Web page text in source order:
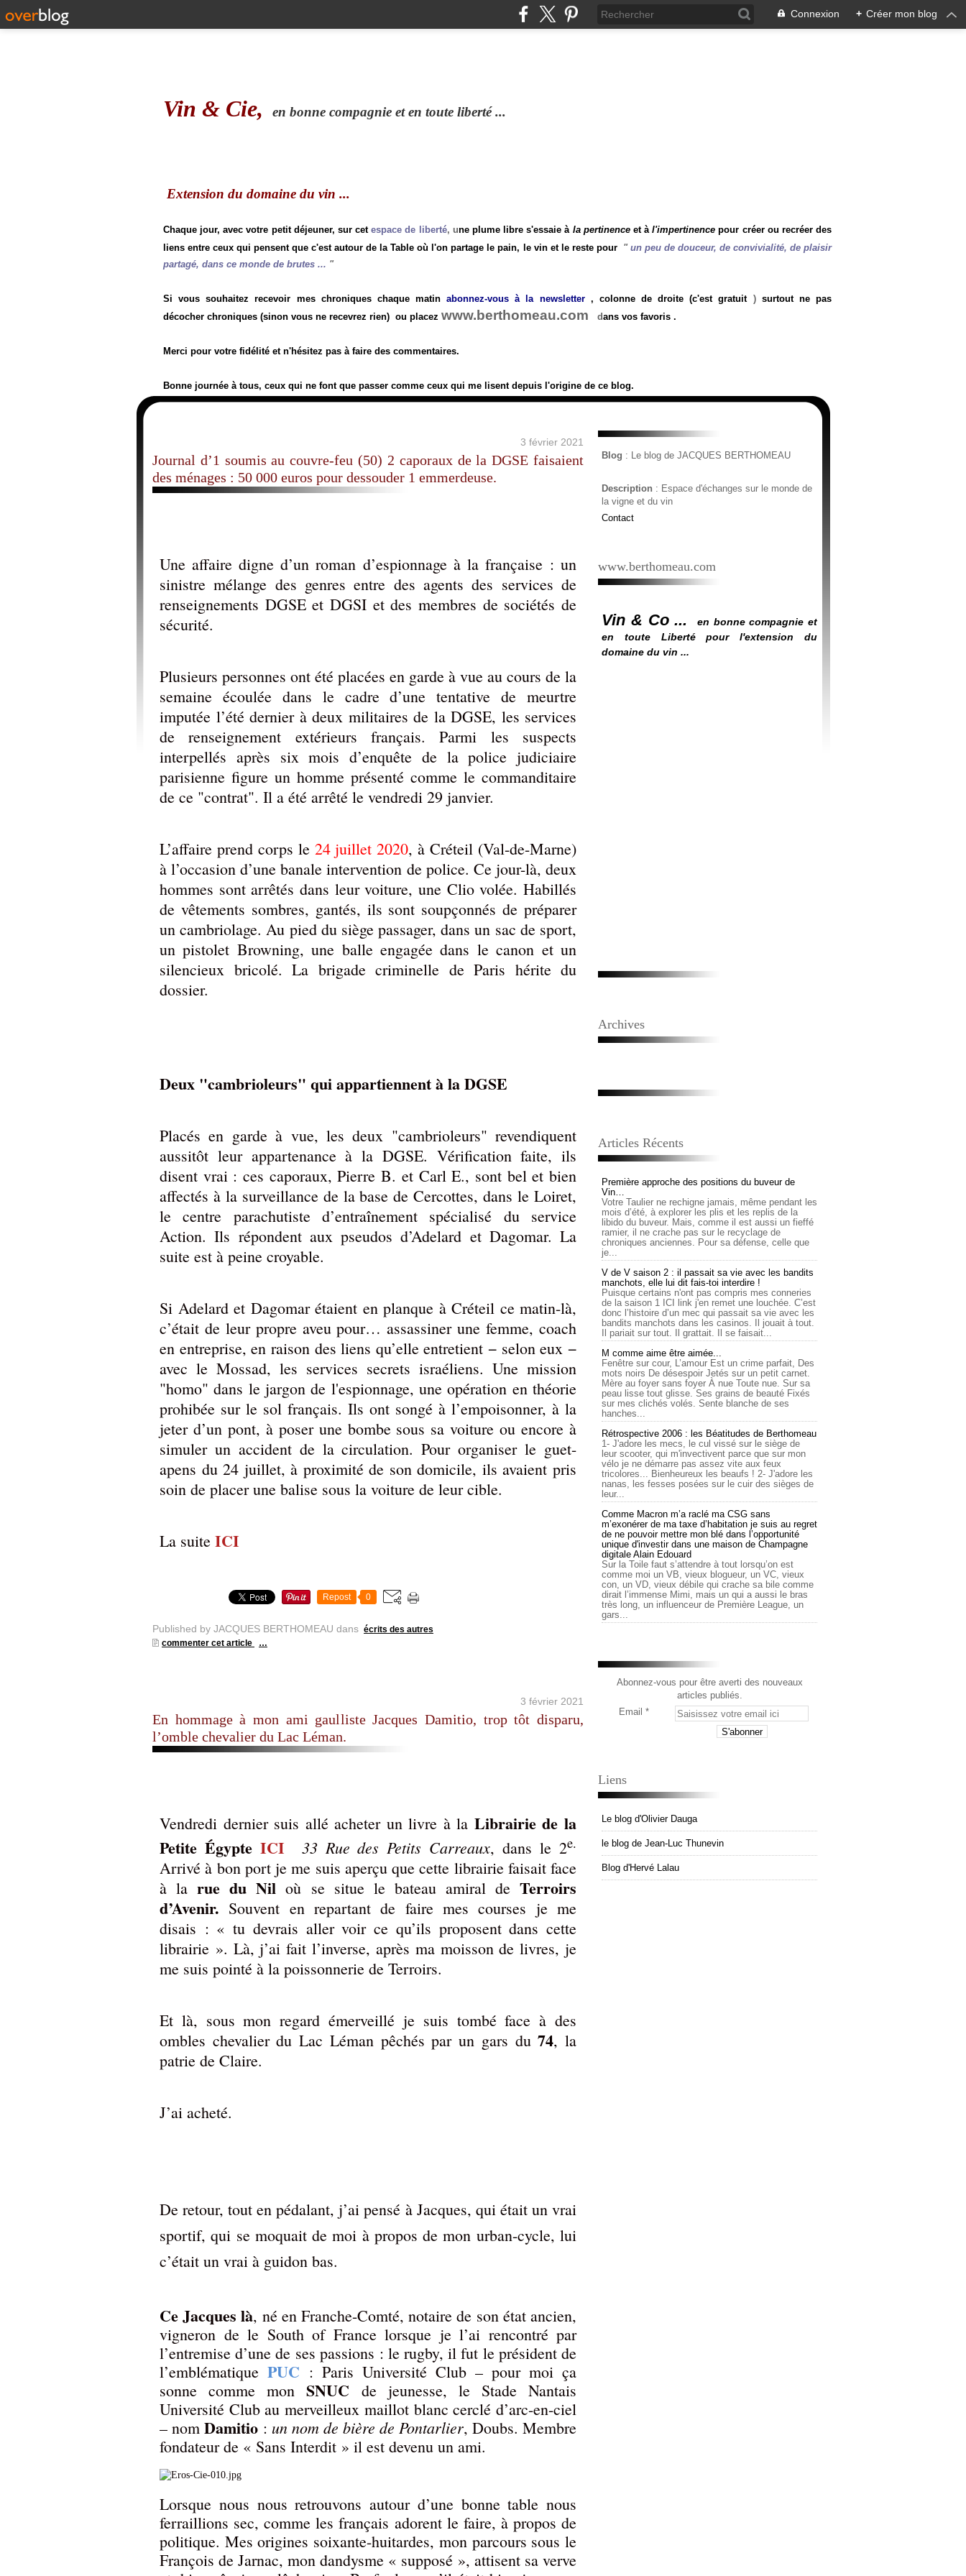
Connexion + Créer mon blog
Vin & Cie, en bonne compagnie et en toute liberté ...
Extension du domaine du vin ...
Chaque jour, avec votre petit déjeuner, sur cetespace de liberté, une plume libre s'essaie à la pertinenceet àl'impertinence pour créer ou recréer des
liens entre ceux qui pensent que c'est autour de la Table où l'on partage le pain, le vin et le reste pour "un peu de douceur, de convivialité, de plaisir
partagé, dans ce monde de brutes ... "
Si vous souhaitez recevoir mes chroniques chaque matinabonnez-vous à la newsletter, colonne de droite (c'est gratuit) surtout ne pas
décocher chroniques (sinon vous ne recevrez rien) ou placez www.berthomeau.com dans vos favoris .
Merci pour votre fidélité et n'hésitez pas à faire des commentaires.
Bonne journée à tous, ceux qui ne font que passer comme ceux qui me lisent depuis l'origine de ce blog.
3 février 2021
Journal d’1 soumis au couvre-feu (50) 2 caporaux de la DGSE faisaient
des ménages : 50 000 euros pour dessouder 1 emmerdeuse.
Une affaire digne d’un roman d’espionnage à la française : un
sinistre mélange des genres entre des agents des services de
renseignements DGSE et DGSI et des membres de sociétés de
sécurité.
Plusieurs personnes ont été placées en garde à vue au cours de la
semaine écoulée dans le cadre d’une tentative de meurtre
imputée l’été dernier à deux militaires de la DGSE, les services
de renseignement extérieurs français. Parmi les suspects
interpellés après six mois d’enquête de la police judiciaire
parisienne figure un homme présenté comme le commanditaire
de ce "contrat". Il a été arrêté le vendredi 29 janvier.
L’affaire prend corps le 24 juillet 2020, à Créteil (Val-de-Marne)
à l’occasion d’une banale intervention de police. Ce jour-là, deux
hommes sont arrêtés dans leur voiture, une Clio volée. Habillés
de vêtements sombres, gantés, ils sont soupçonnés de préparer
un cambriolage. Au pied du siège passager, dans un sac de sport,
un pistolet Browning, une balle engagée dans le canon et un
silencieux bricolé. La brigade criminelle de Paris hérite du
dossier.
Deux "cambrioleurs" qui appartiennent à la DGSE
Placés en garde à vue, les deux "cambrioleurs" revendiquent
aussitôt leur appartenance à la DGSE. Vérification faite, ils
disent vrai : ces caporaux, Pierre B. et Carl E., sont bel et bien
affectés à la surveillance de la base de Cercottes, dans le Loiret,
le centre parachutiste d’entraînement spécialisé du service
Action. Ils répondent aux pseudos d’Adelard et Dagomar. La
suite est à peine croyable.
Si Adelard et Dagomar étaient en planque à Créteil ce matin-là,
c’était de leur propre aveu pour… assassiner une femme, coach
en entreprise, en raison des liens qu’elle entretient − selon eux −
avec le Mossad, les services secrets israéliens. Une mission
"homo" dans le jargon de l'espionnage, une opération en théorie
prohibée sur le sol français. Ils ont songé à l’empoisonner, à la
jeter d’un pont, à poser une bombe sous sa voiture ou encore à
simuler un accident de la circulation. Pour organiser le guet-
apens du 24 juillet, à proximité de son domicile, ils avaient pris
soin de placer une balise sous la voiture de leur cible.
La suite ICI
Repost 0
Published by JACQUES BERTHOMEAU dans écrits des autres
commenter cet article
…
3 février 2021
En hommage à mon ami gaulliste Jacques Damitio, trop tôt disparu,
l’omble chevalier du Lac Léman.
Vendredi dernier suis allé acheter un livre à la Librairie de la
Petite Égypte ICI 33 Rue des Petits Carreaux, dans le 2e.
Arrivé à bon port je me suis aperçu que cette librairie faisait face
à larue du Niloù se situe le bateau amiral deTerroirs
d’Avenir. Souvent en repartant de faire mes courses je me
disais : « tu devrais aller voir ce qu’ils proposent dans cette
librairie ». Là, j’ai fait l’inverse, après ma moisson de livres, je
me suis pointé à la poissonnerie de Terroirs.
Et là, sous mon regard émerveillé je suis tombé face à des
ombles chevalier du Lac Léman pêchés par un gars du74, la
patrie de Claire.
J’ai acheté.
De retour, tout en pédalant, j’ai pensé à Jacques, qui était un vrai
sportif, qui se moquait de moi à propos de mon urban-cycle, lui
c’était un vrai à guidon bas.
Ce Jacques là, né en Franche-Comté, notaire de son état ancien,
vigneron de le South of France lorsque je l’ai rencontré par
l’entremise d’une de ses passions : le rugby, il fut le président de
l’emblématique PUC : Paris Université Club – pour moi ça
sonne comme monSNUC de jeunesse, le Stade Nantais
Université Club au merveilleux maillot blanc cerclé d’arc-en-ciel
– nom Damitio : un nom de bière de Pontarlier, Doubs. Membre
fondateur de « Sans Interdit » il est devenu un ami.
Lorsque nous nous retrouvons autour d’une bonne table nous
ferraillions sec, comme les français adorent le faire, à propos de
politique. Mes origines soixante-huitardes, mon parcours sous le
François de Jarnac, mon dandysme « supposé », attisent sa verve
Blog : Le blog de JACQUES BERTHOMEAU
Description : Espace d'échanges sur le monde de
la vigne et du vin
Contact
www.berthomeau.com
Vin & Co ...
en bonne compagnie et
en toute Liberté pour l'extension du
domaine du vin ...
Archives
Articles Récents
Première approche des positions du buveur de
Vin…
Votre Taulier ne rechigne jamais, même pendant les
mois d’été, à explorer les plis et les replis de la
libido du buveur. Mais, comme il est aussi un fieffé
ramier, il ne crache pas sur le recyclage de
chroniques anciennes. Pour sa défense, celle que
je...
V de V saison 2 : il passait sa vie avec les bandits
manchots, elle lui dit fais-toi interdire !
Puisque certains n'ont pas compris mes conneries
de la saison 1 ICI link j'en remet une louchée. C’est
donc l’histoire d’un mec qui passait sa vie avec les
bandits manchots dans les casinos. Il jouait à tout.
Il pariait sur tout. Il grattait. Il se faisait...
M comme aime être aimée...
Fenêtre sur cour, L’amour Est un crime parfait, Des
mots noirs De désespoir Jetés sur un petit carnet.
Mère au foyer sans foyer À nue Toute nue. Sur sa
peau lisse tout glisse. Ses grains de beauté Fixés
sur mes clichés volés. Sente blanche de ses
hanches...
Rétrospective 2006 : les Béatitudes de Berthomeau
1- J'adore les mecs, le cul vissé sur le siège de
leur scooter, qui m'invectivent parce que sur mon
vélo je ne démarre pas assez vite aux feux
tricolores... Bienheureux les beaufs ! 2- J'adore les
nanas, les fesses posées sur le cuir des sièges de
leur...
Comme Macron m’a raclé ma CSG sans
m’exonérer de ma taxe d’habitation je suis au regret
de ne pouvoir mettre mon blé dans l’opportunité
unique d'investir dans une maison de Champagne
digitale Alain Edouard
Sur la Toile faut s’attendre à tout lorsqu’on est
comme moi un VB, vieux blogueur, un VC, vieux
con, un VD, vieux débile qui crache sa bile comme
dirait l’immense Mimi, mais un qui a aussi le bras
très long, un influenceur de Première League, un
gars...
Abonnez-vous pour être averti des nouveaux
articles publiés.
Email
Liens
Le blog d'Olivier Dauga
le blog de Jean-Luc Thunevin
Blog d'Hervé Lalau